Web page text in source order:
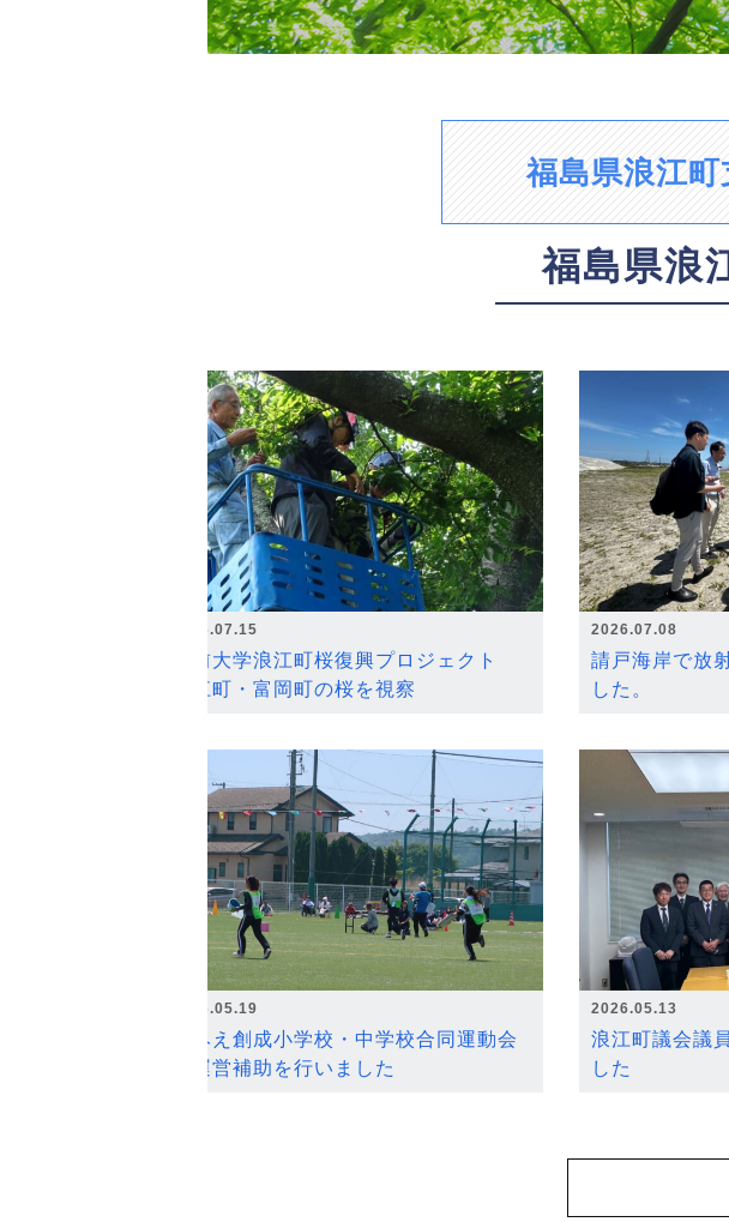
福島県浪江
福島県浪
2026.07.15
弘前大学浪江町桜復興プロジェクト
浪江町・富岡町の桜を視察
2026.07.08
請戸海岸で放
した。
2026.05.19
なみえ創成小学校・中学校合同運動会
の運営補助を行いました
2026.05.13
浪江町議会議
した